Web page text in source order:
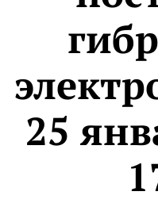
25